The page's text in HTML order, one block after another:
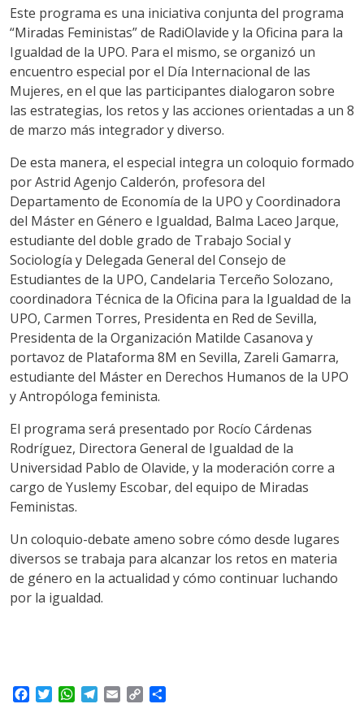
Este programa es una iniciativa conjunta del programa
“Miradas Feministas” de RadiOlavide y la Oficina para la
Igualdad de la UPO. Para el mismo, se organizó un
encuentro especial por el Día Internacional de las
Mujeres, en el que las participantes dialogaron sobre
las estrategias, los retos y las acciones orientadas a un 8
de marzo más integrador y diverso.
De esta manera, el especial integra un coloquio formado
por Astrid Agenjo Calderón, profesora del
Departamento de Economía de la UPO y Coordinadora
del Máster en Género e Igualdad, Balma Laceo Jarque,
estudiante del doble grado de Trabajo Social y
Sociología y Delegada General del Consejo de
Estudiantes de la UPO, Candelaria Terceño Solozano,
coordinadora Técnica de la Oficina para la Igualdad de la
UPO, Carmen Torres, Presidenta en Red de Sevilla,
Presidenta de la Organización Matilde Casanova y
portavoz de Plataforma 8M en Sevilla, Zareli Gamarra,
estudiante del Máster en Derechos Humanos de la UPO
y Antropóloga feminista.
El programa será presentado por Rocío Cárdenas
Rodríguez, Directora General de Igualdad de la
Universidad Pablo de Olavide, y la moderación corre a
cargo de Yuslemy Escobar, del equipo de Miradas
Feministas.
Un coloquio-debate ameno sobre cómo desde lugares
diversos se trabaja para alcanzar los retos en materia
de género en la actualidad y cómo continuar luchando
por la igualdad.
W